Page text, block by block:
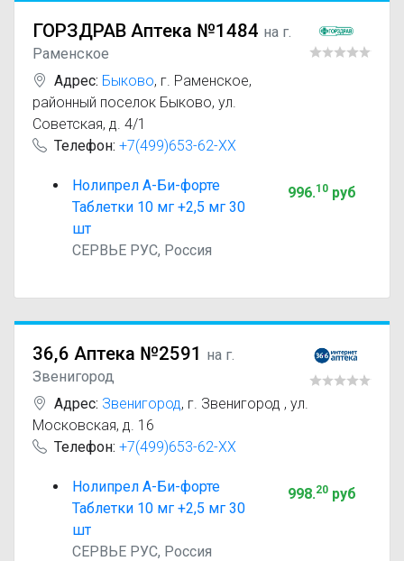
ГОРЗДРАВ Аптека №1484 на г.
Раменское
Адрес: Быково, г. Раменское,
районный поселок Быково, ул.
Советская, д. 4/1
Телефон: +7(499)653-62-XX
Нолипрел А-Би-форте
Таблетки 10 мг +2,5 мг 30
шт
СЕРВЬЕ РУС, Россия
996.10руб
36,6 Аптека №2591 на г.
Звенигород
Адрес: Звенигород, г. Звенигород , ул.
Московская, д. 16
Телефон: +7(499)653-62-XX
Нолипрел А-Би-форте
Таблетки 10 мг +2,5 мг 30
шт
СЕРВЬЕ РУС, Россия
998.20руб